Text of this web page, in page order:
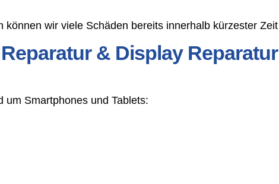
wir viele Schäden bereits innerhalb kürzester
& Display
Smartphones und Tablets: